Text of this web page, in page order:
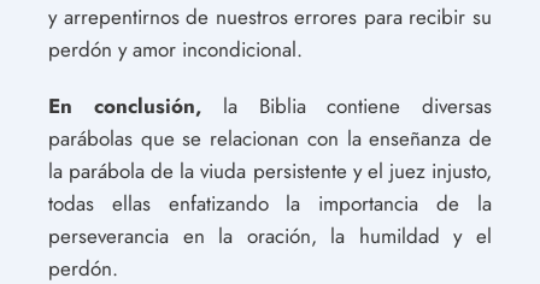
y arrepentirnos de nuestros errores para recibir su
perdón y amor incondicional.
En conclusión, la Biblia contiene diversas
parábolas que se relacionan con la enseñanza de
la parábola de la viuda persistente y el juez injusto,
todas ellas enfatizando la importancia de la
perseverancia en la oración, la humildad y el
perdón.